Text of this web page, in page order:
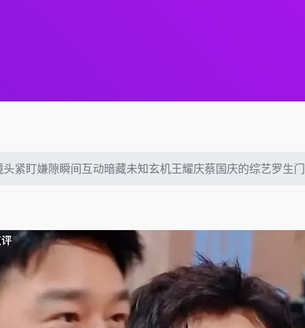
头紧盯嫌隙瞬间互动暗藏未知玄机王耀庆蔡国庆的综艺罗生门